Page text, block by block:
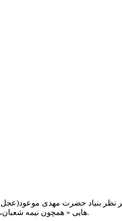
مقدس ) در سال ۱۳۹۲ تاسیس گردیده و زیر
هایی « همچون نیمه شعبان، نهم ربیع جهت امامت حضرت، احیا و شب زنده داری مهدوی» توفیق خدمت داشته است.